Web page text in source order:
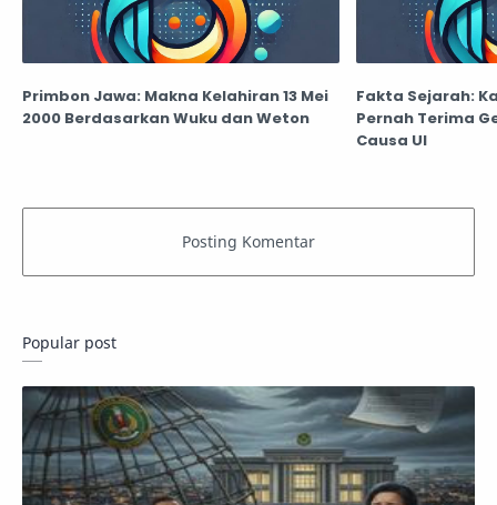
Primbon Jawa: Makna Kelahiran 13 Mei
2000 Berdasarkan Wuku dan Weton
Fakta Sejarah:
Pernah Terima
Causa UI
Popular post